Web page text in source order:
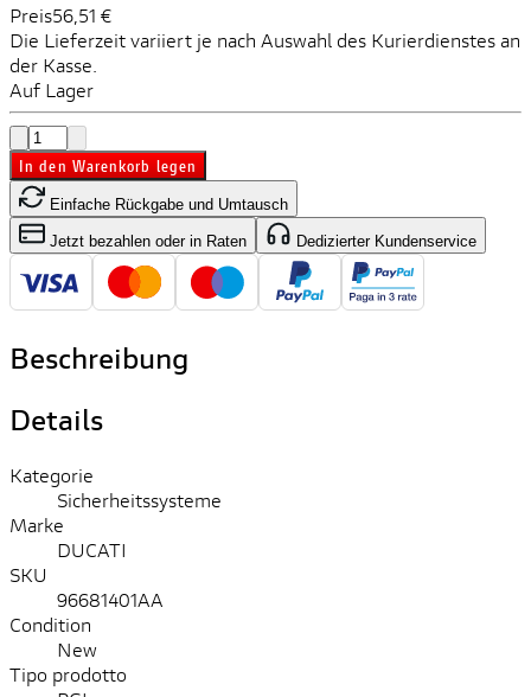
Preis56,51 €
Die Lieferzeit variiert je nach Auswahl des Kurierdienstes an
der Kasse.
Auf Lager
In den Warenkorb legen
Einfache Rückgabe und Umtausch
Jetzt bezahlen oder in Raten Dedizierter Kundenservice
Beschreibung
Details
Kategorie
Sicherheitssysteme
Marke
DUCATI
SKU
96681401AA
Condition
New
Tipo prodotto